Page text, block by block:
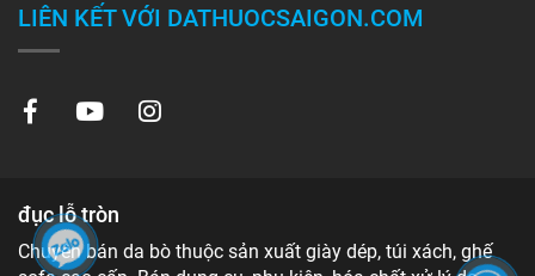
đục lỗ tròn
Chuyên bán da bò thuộc sản xuất giày dép, túi xách, ghế
LIÊN KẾT VỚI DATHUOCSAIGON.COM